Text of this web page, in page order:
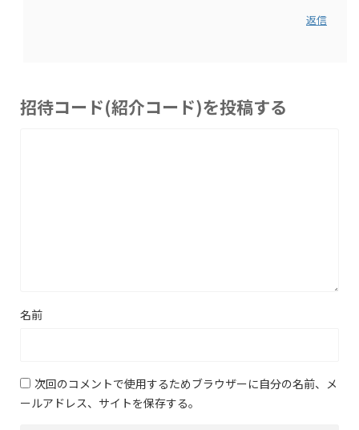
返信
招待コード(紹介コード)を投稿する
名前
次回のコメントで使用するためブラウザーに自分の名前、メ
ールアドレス、サイトを保存する。